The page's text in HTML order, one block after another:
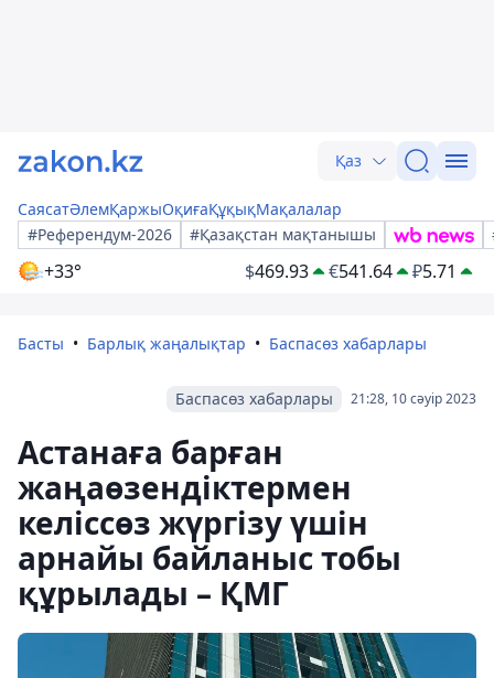
Қаз
СаясатӘлемҚаржыОқиғаҚұқықМақалалар
#Референдум-2026
#Қазақстан мақтанышы
+33° $469.93 €541.64 ₽5.71
Басты Барлық жаңалықтар Баспасөз хабарлары
21:28, 10 сәуір 2023
Баспасөз хабарлары
Астанаға барған
жаңаөзендіктермен
келіссөз жүргізу үшін
арнайы байланыс тобы
құрылады – ҚМГ